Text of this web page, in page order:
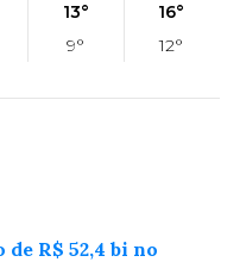
13°
9°
16°
12°
R$ 52,4 bi no